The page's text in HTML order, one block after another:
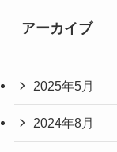
アーカイブ
2025年5月
2024年8月